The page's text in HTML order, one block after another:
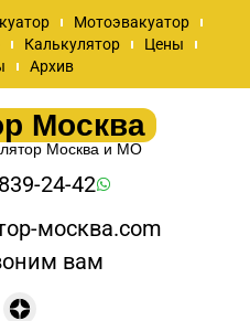
Мотоэвакуатор
Калькулятор
Цены
Архив
Москва
Москва и МО
24-42
москва.com
вам